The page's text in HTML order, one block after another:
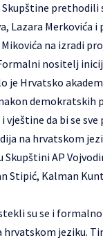
prethodili
Lazara Merkovića i
na izradi
nositelj
je Hrvatsko
demokratskih
da bi se sve
na hrvatskom
AP
Stipić, Kalman
su se i
jeziku.